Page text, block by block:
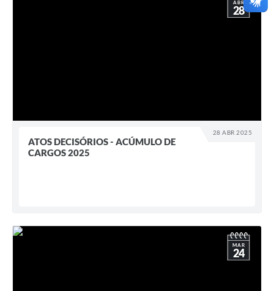
28 ABR 2025
ABR
28
ATOS DECISÓRIOS - ACÚMULO DE
CARGOS 2025
MAR
24